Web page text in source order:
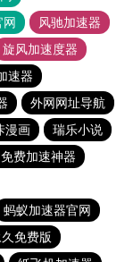
网
风驰加速器
旋风加速度器
速器
外网网址导航
漫画
瑞乐小说
费加速神器
蚂蚁加速器官网
免费版